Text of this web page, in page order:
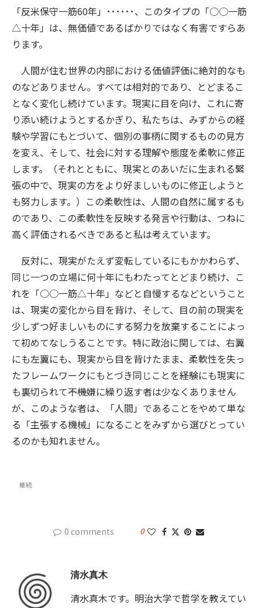
「反米保守一筋60年」･･････、このタイプの「○○一筋
△十年」は、無価値であるばかりではなく有害ですらあ
ります。
人間が住む世界の内部における価値評価に絶対的なも
のなどありません。すべては相対的であり、とどまるこ
となく変化し続けています。現実に目を向け、これに寄
り添い続けようとするかぎり、私たちは、みずからの経
験や学習にもとづいて、個別の事柄に関するものの見方
を変え、そして、社会に対する理解や態度を柔軟に修正
します。（それとともに、現実とのあいだに生まれる緊
張の中で、現実の方をより好ましいものに修正しようと
も努力します。）この柔軟性は、人間の自然に属するも
のであり、この柔軟性を反映する発言や行動は、つねに
高く評価されるべきであると私は考えています。
反対に、現実がたえず変転しているにもかかわらず、
同じ一つの立場に何十年にもわたってとどまり続け、こ
れを「○○一筋△十年」などと自慢するなどということ
は、現実の変化から目を背け、そして、目の前の現実を
少しずつ好ましいものにする努力を放棄することによっ
て初めてなしうることです。特に政治に関しては、右翼
にも左翼にも、現実から目を背けたまま、柔軟性を失っ
たフレームワークにもとづき同じことを――経験にも現実に
も裏切られて――不機嫌に繰り返す者は少なくありません
が、このような者は、「人間」であることをやめて単な
る「主張する機械」になることをみずから選びとってい
るのかも知れません。
継続
0 comments 0
清水真木
清水真木です。明治大学で哲学を教えてい